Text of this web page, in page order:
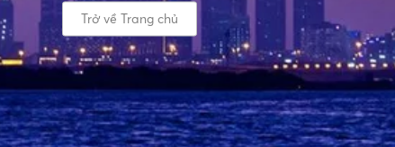
Trở về Trang chủ